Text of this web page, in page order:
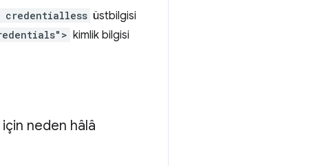
credentialless üstbilgisi
kimlik bilgisi
neden hâlâ